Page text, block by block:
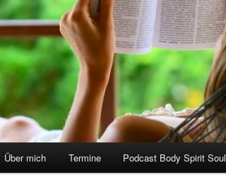
Über mich Termine Podcast Body Spirit Soul